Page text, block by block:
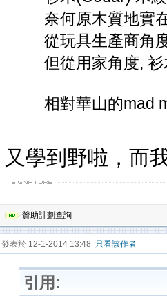
奈何原木質地實
從玩具生產商角
但從用家角度,
相對華山的mad
又學到野啦，而
贊助計劃查詢
發表於 12-1-2014 13:48 只看該作者
引用: